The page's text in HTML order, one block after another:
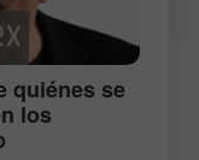
quiénes se
los